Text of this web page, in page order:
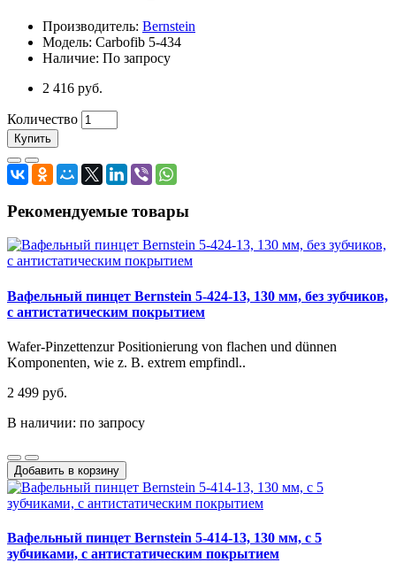
Производитель: Bernstein
Модель: Carbofib 5-434
Наличие: По запросу
2 416 руб.
Количество
Купить
Рекомендуемые товары
Вафельный пинцет Bernstein 5-424-13, 130 мм, без зубчиков,
с антистатическим покрытием
Wafer-Pinzettenzur Positionierung von flachen und dünnen
Komponenten, wie z. B. extrem empfindl..
2 499 руб.
В наличии: по запросу
Добавить в корзину
Вафельный пинцет Bernstein 5-414-13, 130 мм, с 5
зубчиками, с антистатическим покрытием